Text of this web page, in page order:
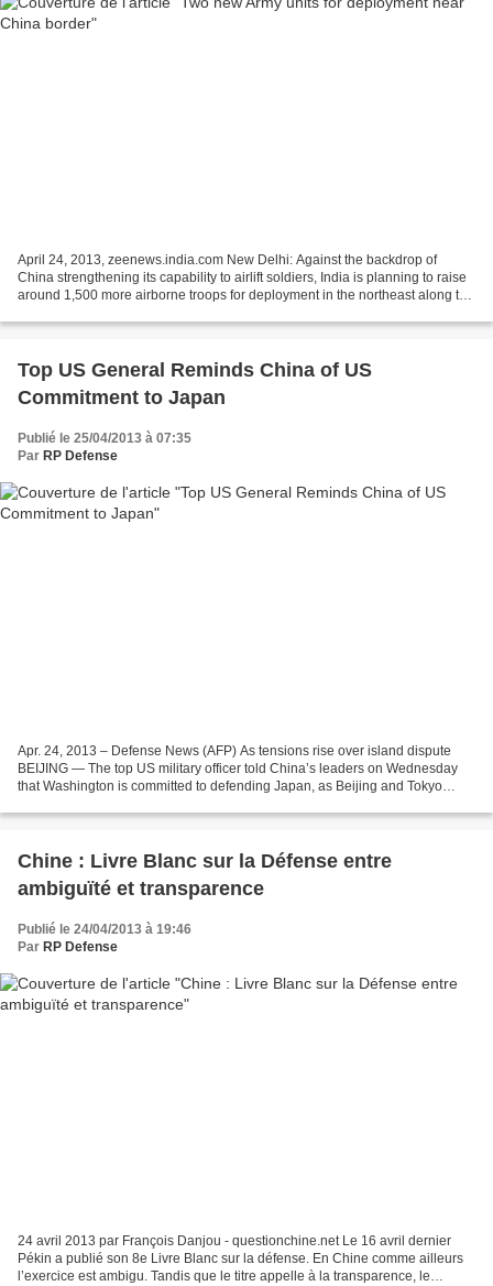
April 24, 2013, zeenews.india.com New Delhi: Against the backdrop of
China strengthening its capability to airlift soldiers, India is planning to raise
around 1,500 more airborne troops for deployment in the northeast along the
Top US General Reminds China of US
Commitment to Japan
Publié le 25/04/2013 à 07:35
Par RP Defense
Apr. 24, 2013 – Defense News (AFP) As tensions rise over island dispute
BEIJING — The top US military officer told China’s leaders on Wednesday
that Washington is committed to defending Japan, as Beijing and Tokyo
Chine : Livre Blanc sur la Défense entre
ambiguïté et transparence
Publié le 24/04/2013 à 19:46
Par RP Defense
24 avril 2013 par François Danjou - questionchine.net Le 16 avril dernier
Pékin a publié son 8e Livre Blanc sur la défense. En Chine comme ailleurs
l’exercice est ambigu. Tandis que le titre appelle à la transparence, le